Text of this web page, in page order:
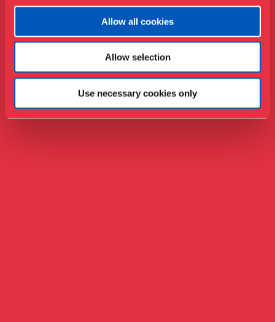
Allow all cookies
Allow selection
Use necessary cookies only